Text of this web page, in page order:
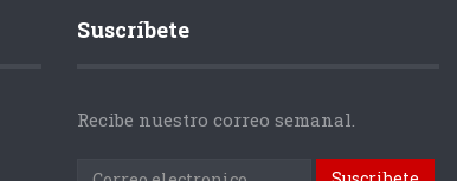
Suscríbete
Recibe nuestro correo semanal.